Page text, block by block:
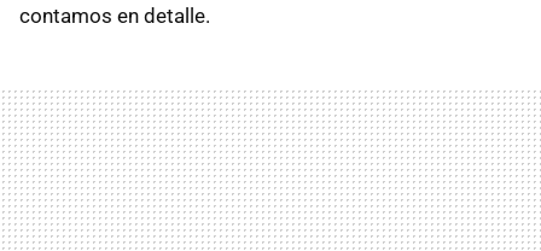
contamos en detalle.